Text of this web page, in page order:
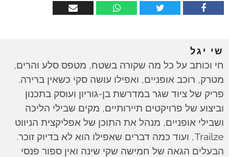
שי יגל
חי וכותב על כל מה שקורה בשטח, מטפס סלע והרים,
מטרק, רוכב אופניים, ואפילו עושה סקי כשאין ברירה.
פריק של ציוד שגר במדרשת בן-גוריון ועוסק בתכנון
וביצוע של פרויקטים תיירותיים, מקים שבילי הליכה
ושבילי אופניים, מנהל את התוכן של אפליקצית הניווט
Trailze, ועוד כמה דברים שאפילו הוא לא בדיוק זוכר.
הבעלים הגאה של חמישה שקי שינה ואין ספור פנסי